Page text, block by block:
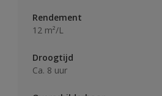
Rendement
12 m²/L
Droogtijd
Ca. 8 uur